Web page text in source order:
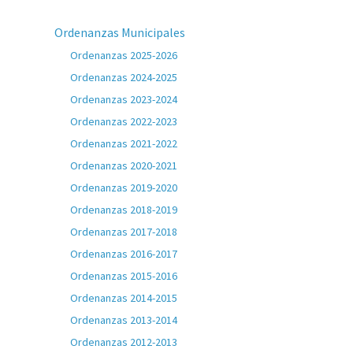
Ordenanzas Municipales
Ordenanzas 2025-2026
Ordenanzas 2024-2025
Ordenanzas 2023-2024
Ordenanzas 2022-2023
Ordenanzas 2021-2022
Ordenanzas 2020-2021
Ordenanzas 2019-2020
Ordenanzas 2018-2019
Ordenanzas 2017-2018
Ordenanzas 2016-2017
Ordenanzas 2015-2016
Ordenanzas 2014-2015
Ordenanzas 2013-2014
Ordenanzas 2012-2013